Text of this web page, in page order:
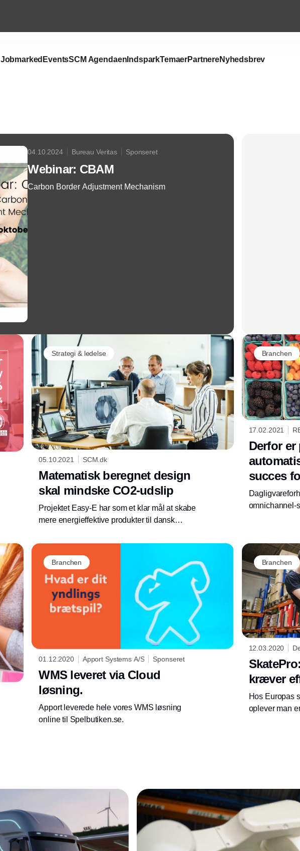
Jobmarked EventsSCM Agendaen IndsparkTemaerPartnereNyhedsbrev
04.10.2024 Bureau Veritas Sponseret
Webinar: CBAM
Carbon Border Adjustment Mechanism
Strategi & ledelse
05.10.2021 SCM.dk
Matematisk beregnet design
skal mindske CO2-udslip
Projektet Easy-E har som et klar mål at skabe
mere energieffektive produkter til dansk
universitetsverdenen arbejder projektet på at
anvende termisk topologioptimering til at
sænke CO2 udledningen samt forene
udvikling, produktion og efterspørgsel i den
grønne omstilling.
Branchen
17.02.2021
Derfor
succes
omnichannel-
Branchen
01.12.2020 Apport Systems A/S Sponseret
WMS leveret via Cloud
løsning.
Apport leverede hele vores WMS løsning
online til Spelbutiken.se.
Branchen
12.03.2020
kræver
Hos Europas
oplever man